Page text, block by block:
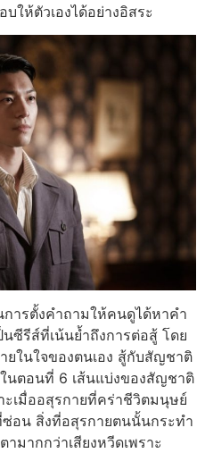
ให้ตัวเองได้อย่างอิสระ
การตั้งคำถามให้คนดูได้หาคำ
ซีรีส์ที่เน้นย้ำถึงการต่อสู้ โดย
ยในใจของตนเอง สู้กับสัญชาติ
นตอนที่ 6 เส้นแบ่งของสัญชาติ
เมื่ออสุรกายที่คร่าชีวิตมนุษย์
อน สิ่งที่อสุรกายตนนั้นกระทำ
มากกว่าเสียงหวีดเพราะ